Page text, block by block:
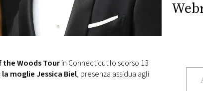
the Woods Tourin Connecticut lo scorso 13
la moglie Jessica Biel, presenza assidua agli